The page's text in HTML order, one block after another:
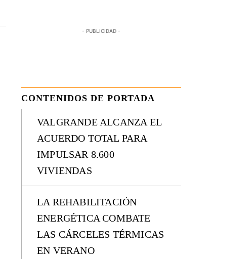
- PUBLICIDAD -
CONTENIDOS DE PORTADA
VALGRANDE ALCANZA EL
ACUERDO TOTAL PARA
IMPULSAR 8.600
VIVIENDAS
LA REHABILITACIÓN
ENERGÉTICA COMBATE
LAS CÁRCELES TÉRMICAS
EN VERANO